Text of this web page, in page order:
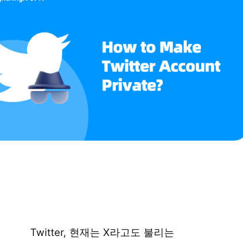
Twitter, 현재는 X라고도 불리는